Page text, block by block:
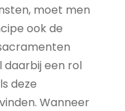
moet men
ook de
daarbij een rol
deze
Wanneer